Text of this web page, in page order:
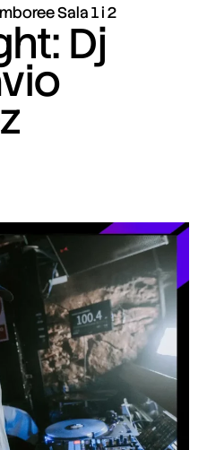
Sala 1 i 2
Dj